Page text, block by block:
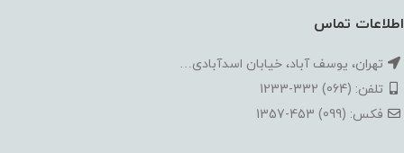
اطلاعات تماس
تهران، یوسف آباد، خیابان اسدآبادی…
تلفن: (064) 332-1233
فکس: (099) 453-1357